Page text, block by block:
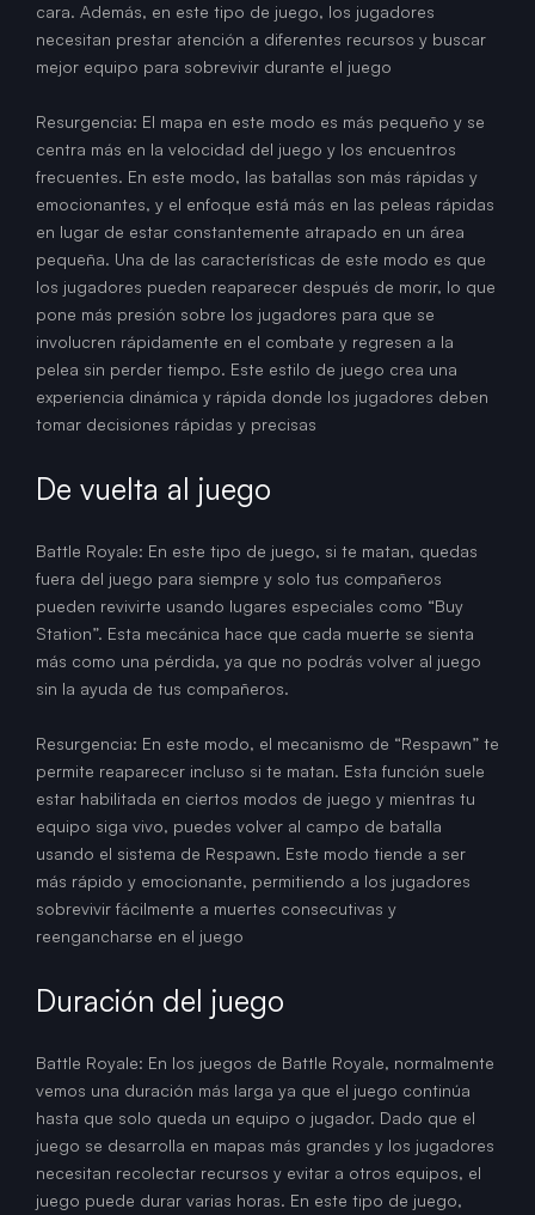
cara. Además, en este tipo de juego, los jugadores
necesitan prestar atención a diferentes recursos y buscar
mejor equipo para sobrevivir durante el juego
Resurgencia: El mapa en este modo es más pequeño y se
centra más en la velocidad del juego y los encuentros
frecuentes. En este modo, las batallas son más rápidas y
emocionantes, y el enfoque está más en las peleas rápidas
en lugar de estar constantemente atrapado en un área
pequeña. Una de las características de este modo es que
los jugadores pueden reaparecer después de morir, lo que
pone más presión sobre los jugadores para que se
involucren rápidamente en el combate y regresen a la
pelea sin perder tiempo. Este estilo de juego crea una
experiencia dinámica y rápida donde los jugadores deben
tomar decisiones rápidas y precisas
De vuelta al juego
Battle Royale: En este tipo de juego, si te matan, quedas
fuera del juego para siempre y solo tus compañeros
pueden revivirte usando lugares especiales como “Buy
Station”. Esta mecánica hace que cada muerte se sienta
más como una pérdida, ya que no podrás volver al juego
sin la ayuda de tus compañeros.
Resurgencia: En este modo, el mecanismo de “Respawn” te
permite reaparecer incluso si te matan. Esta función suele
estar habilitada en ciertos modos de juego y mientras tu
equipo siga vivo, puedes volver al campo de batalla
usando el sistema de Respawn. Este modo tiende a ser
más rápido y emocionante, permitiendo a los jugadores
sobrevivir fácilmente a muertes consecutivas y
reengancharse en el juego
Duración del juego
Battle Royale: En los juegos de Battle Royale, normalmente
vemos una duración más larga ya que el juego continúa
hasta que solo queda un equipo o jugador. Dado que el
juego se desarrolla en mapas más grandes y los jugadores
necesitan recolectar recursos y evitar a otros equipos, el
juego puede durar varias horas. En este tipo de juego,